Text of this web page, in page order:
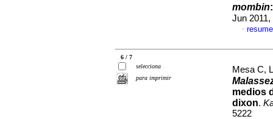
mombin
Jun
·
6 / 7
selecciona
para imprimir
Mesa C,
medios
dixon.
5222